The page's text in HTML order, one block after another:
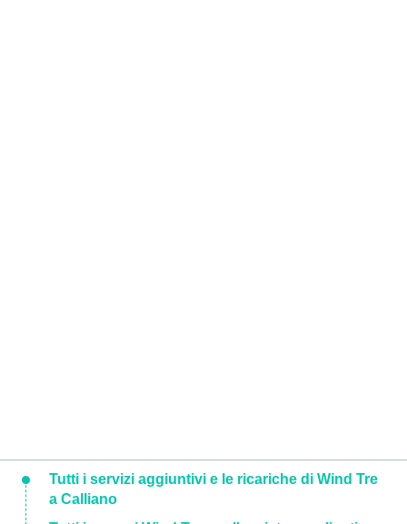
Tutti i servizi aggiuntivi e le ricariche di Wind Tre
a Calliano